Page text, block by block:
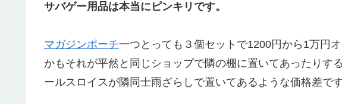
サバゲー用品は本当にピンキリです。
マガジンポーチ一つとっても３個セットで1200円から1万円
かもそれが平然と同じショッ プで隣の棚に置いてあったり す
ールスロイスが隣同士雨ざらしで置いてあるような価格差です